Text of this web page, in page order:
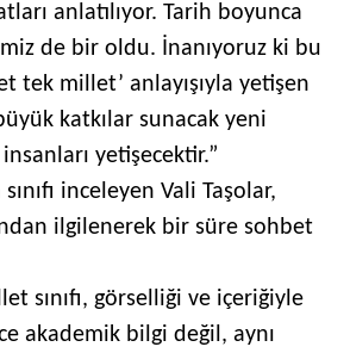
anlatılıyor. Tarih boyunca
de bir oldu. İnanıyoruz ki bu
tek millet’ anlayışıyla yetişen
katkılar sunacak yeni
yetişecektir.”
sınıfı inceleyen Vali Taşolar,
ilgilenerek bir süre sohbet
sınıfı, görselliği ve içeriğiyle
akademik bilgi değil, aynı